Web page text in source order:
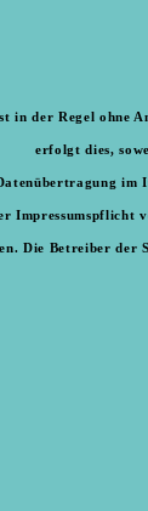
in der Regel ohne
erfolgt dies,
Die Betreiber der